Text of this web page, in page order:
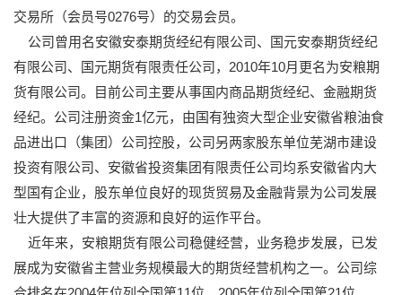
交易所（会员号0276号）的交易会员。
公司曾用名安徽安泰期货经纪有限公司、国元安泰期货经纪
有限公司、国元期货有限责任公司，2010年10月更名为安粮期
货有限公司。目前公司主要从事国内商品期货经纪、金融期货
经纪。公司注册资金1亿元，由国有独资大型企业安徽省粮油食
品进出口（集团）公司控股，公司另两家股东单位芜湖市建设
投资有限公司、安徽省投资集团有限责任公司均系安徽省内大
型国有企业，股东单位良好的现货贸易及金融背景为公司发展
壮大提供了丰富的资源和良好的运作平台。
近年来，安粮期货有限公司稳健经营，业务稳步发展，已发
展成为安徽省主营业务规模最大的期货经营机构之一。公司综